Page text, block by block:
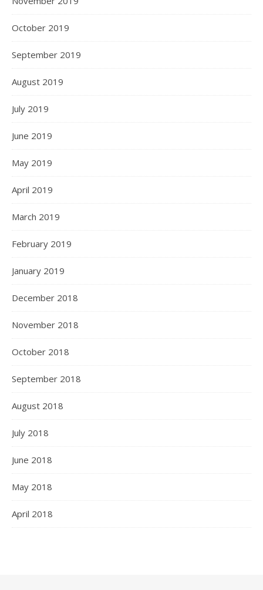
October 2019
September 2019
August 2019
July 2019
June 2019
May 2019
April 2019
March 2019
February 2019
January 2019
December 2018
November 2018
October 2018
September 2018
August 2018
July 2018
June 2018
May 2018
April 2018